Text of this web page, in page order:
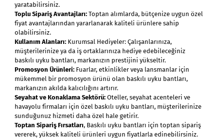
yaratabilirsiniz.
Toplu Sipariş Avantajları:Toptan alımlarda, bütçenize uygun özel
fiyat avantajlarından yararlanarak kaliteli ürünlere sahip
olabilirsiniz.
Kullanım Alanları: Kurumsal Hediyeler: Çalışanlarınıza,
müşterilerinize ya da iş ortaklarınıza hediye edebileceğiniz
baskılı uyku bantları, markanızın prestijini yükseltir.
Promosyon Ürünleri:Fuarlar, etkinlikler veya lansmanlar için
mükemmel bir promosyon ürünü olan baskılı uyku bantları,
markanızın akılda kalıcılığını artırır.
Seyahat ve Konaklama Sektörü:Oteller, seyahat acenteleri ve
havayolu firmaları için özel baskılı uyku bantları, müşterilerinize
sunduğunuz hizmeti daha özel hale getirir.
Toptan Sipariş Fırsatları, Baskılı uyku bantları için toptan sipariş
vererek, yüksek kaliteli ürünleri uygun fiyatlarla edinebilirsiniz.